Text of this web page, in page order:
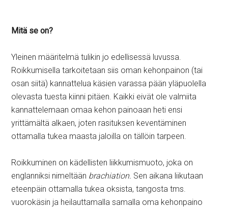
Mitä se on?
Yleinen määritelmä tulikin jo edellisessä luvussa.
Roikkumisella tarkoitetaan siis oman kehonpainon (tai
osan siitä) kannattelua käsien varassa pään yläpuolella
olevasta tuesta kiinni pitäen. Kaikki eivät ole valmiita
kannattelemaan omaa kehon painoaan heti ensi
yrittämältä alkaen, joten rasituksen keventäminen
ottamalla tukea maasta jaloilla on tällöin tarpeen.
Roikkuminen on kädellisten liikkumismuoto, joka on
englanniksi nimeltään brachiation. Sen aikana liikutaan
eteenpäin ottamalla tukea oksista, tangosta tms.
vuorokäsin ja heilauttamalla samalla oma kehonpaino